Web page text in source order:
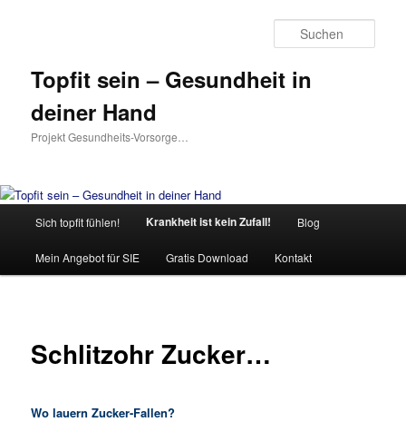
Topfit sein – Gesundheit in
deiner Hand
Projekt Gesundheits-Vorsorge…
Zum
Inhalt
Sich topfit fühlen! Krankheit ist kein Zufall! Blog
Mein Angebot für SIE Gratis Download Kontakt
Schlitzohr Zucker…
Wo lauern Zucker-Fallen?